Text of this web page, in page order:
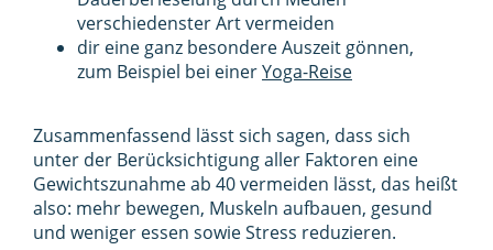
verschiedenster Art vermeiden
dir eine ganz besondere Auszeit gönnen,
zum Beispiel bei einerYoga-Reise
Zusammenfassend lässt sich sagen, dass sich
unter der Berücksichtigung aller Faktoren eine
Gewichtszunahme ab 40 vermeiden lässt, das heißt
also: mehr bewegen, Muskeln aufbauen, gesund
und weniger essen sowie Stress reduzieren.